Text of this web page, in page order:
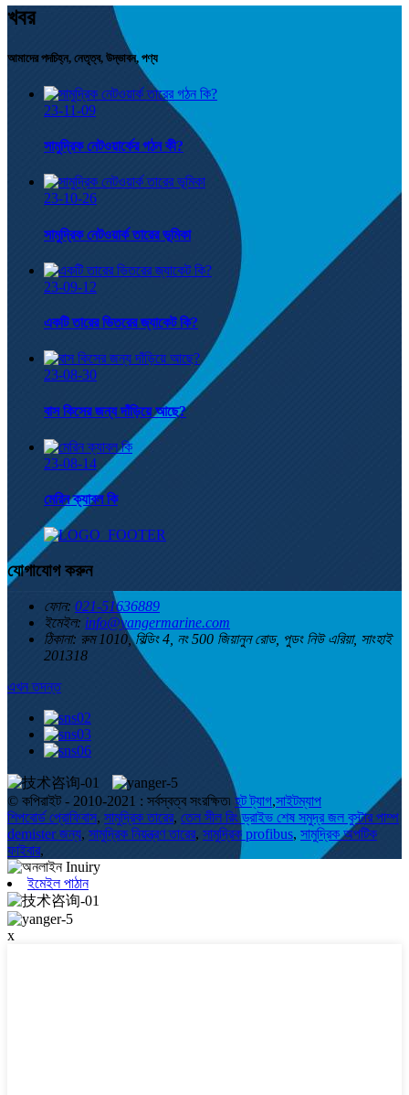
খবর
আমাদের পদচিহ্ন, নেতৃত্ব, উদ্ভাবন, পণ্য
23-11-09
সামুদ্রিক নেটওয়ার্কের গঠন কী?
23-10-26
সামুদ্রিক নেটওয়ার্ক তারের ভূমিকা
23-09-12
একটি তারের ভিতরের জ্যাকেট কি?
23-08-30
বাস কিসের জন্য দাঁড়িয়ে আছে?
23-08-14
মেরিন ক্যাবল কি
যোগাযোগ করুন
ফোন: 021-51636889
ইমেইল: info@yangermarine.com
ঠিকানা: রুম 1010, বিল্ডিং 4, নং 500 জিয়ানুন রোড, পুডং নিউ এরিয়া, সাংহাই
201318
এখন তদন্ত
© কপিরাইট - 2010-2021 : সর্বস্বত্ব সংরক্ষিত৷ হট ট্যাগ,সাইটম্যাপ
শিপবোর্ড প্রোফিবাস, সামুদ্রিক তারের, তেল সীল রিং ড্রাইভ শেষ সমুদ্র জল বুস্টার পাম্প
demister জন্য, সামুদ্রিক নিয়ন্ত্রণ তারের, সামুদ্রিক profibus, সামুদ্রিক অপটিক
ফাইবার,
ইমেইল পাঠান
x